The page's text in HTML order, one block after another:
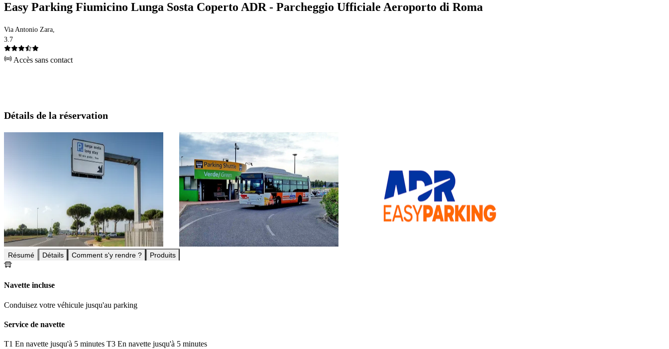
Easy Parking Fiumicino Lunga Sosta Coperto ADR - Parcheggio Ufficiale Aeroporto di Roma
Via Antonio Zara,
3.7
Accès sans contact
Détails de la réservation
Résumé Détails Comment s'y rendre ? Produits
Navette incluse
Conduisez votre véhicule jusqu'au parking
Service de navette
T1 En navette jusqu'à 5 minutes T3 En navette jusqu'à 5 minutes